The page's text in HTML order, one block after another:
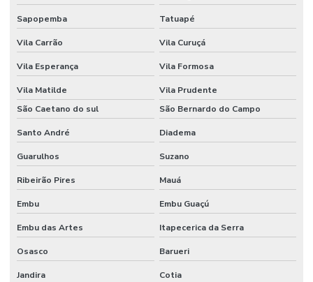
Venda de fornos industriais
Sapopemba Tatuapé
Vila Carrão Vila Curuçá
Vila Esperança Vila Formosa
Vila Matilde
Vila Prudente
São Caetano do sul
São Bernardo do Campo
Santo André Diadema
Guarulhos Suzano
Ribeirão Pires Mauá
Embu Embu Guaçú
Embu das Artes Itapecerica da Serra
Osasco Barueri
Jandira Cotia